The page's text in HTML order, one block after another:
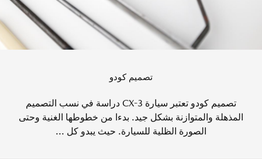
تصميم كودو
تصميم كودو تعتبر سيارة CX-3 دراسة في نسب التصميم
المذهلة والمتوازنة بشكل جيد. بدءا من خطوطها الغنية وحتى
الصورة الظلية للسيارة. حيث يبدو كل ...